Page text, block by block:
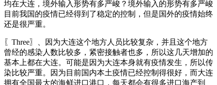
均在大连，境外输入形势有多严峻？境外输入的形势有多严峻
目前我国的疫情已经得到了稳定的控制，但是国外的疫情始终
还是很严重。
〖Three〗、因为大连这个地方人员比较复杂，并且这个地方
曾经的感染人数比较多，紧密接触者也多，所以这几天增加的
基本上都在大连。可能是因为大连本身就有疫情发生，所以传
染比较严重。因为目前国内本土疫情已经控制得很好，而大连
拥有全国最大的海鲜进口港口，每天都会有很多进口海产到